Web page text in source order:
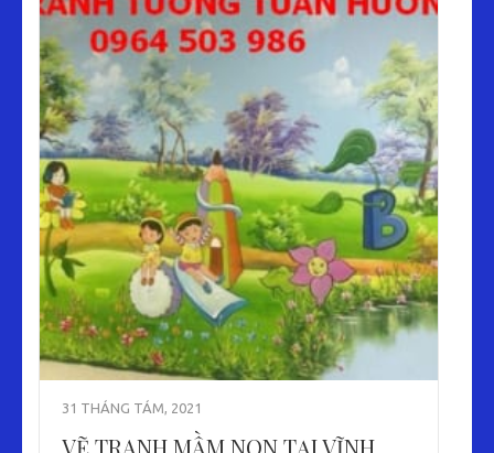
31 THÁNG TÁM, 2021
VẼ TRANH MẦM NON TẠI VĨNH